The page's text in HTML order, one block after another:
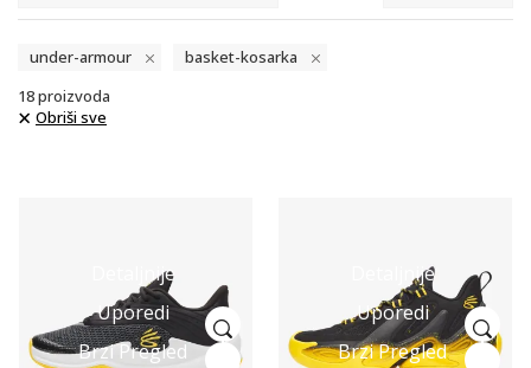
under-armour
basket-kosarka
18proizvoda
Obriši sve
Detaljnije
Uporedi
Brzi Pregled
Detaljnije
Uporedi
Brzi Pregled